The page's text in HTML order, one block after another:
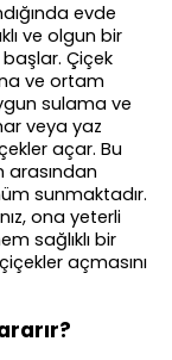
evde
ve olgun bir
Çiçek
ve ortam
sulama ve
veya yaz
açar. Bu
arasından
sunmaktadır.
ona yeterli
sağlıklı bir
açmasını